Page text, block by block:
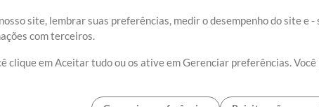
site, lembrar suas preferências, medir o desempenho do site e -
com terceiros.
clique em Aceitar tudo ou os ative em Gerenciar preferências.